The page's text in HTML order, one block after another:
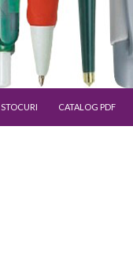
STOCURI CATALOG PDF